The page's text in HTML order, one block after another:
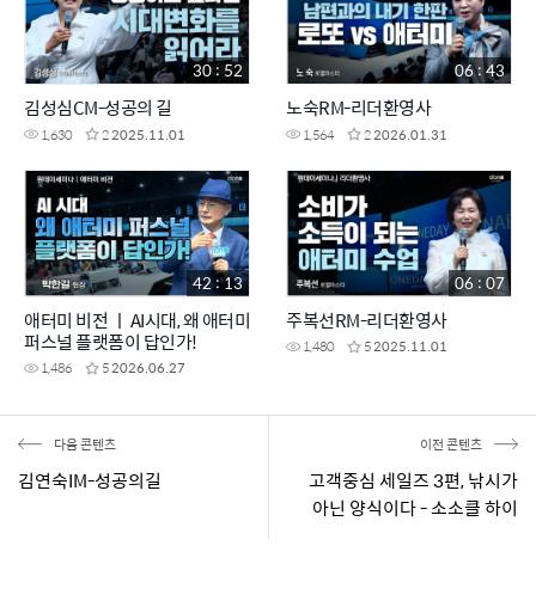
김성심CM-성공의 길
1,630 22025.11.01
30 : 52
노숙RM-리더환영사
1,564 22026.01.31
06 : 43
애터미 비전 ㅣ AI시대, 왜 애터미
퍼스널 플랫폼이 답인가!
1,486 52026.06.27
42 : 13
주복선RM-리더환영사
1,480 52025.11.01
06 : 07
다음 콘텐츠
김연숙IM-성공의길
이전 콘텐츠
고객중심 세일즈 3편, 낚시가
아닌 양식이다 - 소소클 하이